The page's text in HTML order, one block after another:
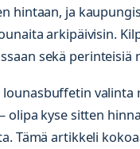
hintaan, ja
arkipäivisin.
sekä
lounasbuffetin
olipa kyse sitten
Tämä artikkeli